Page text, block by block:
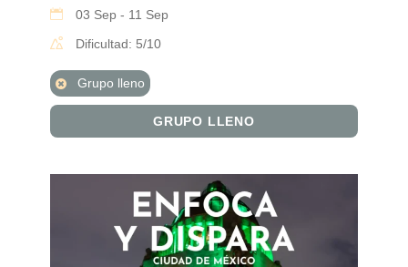
03 Sep - 11 Sep
Dificultad: 5/10
Grupo lleno
GRUPO LLENO